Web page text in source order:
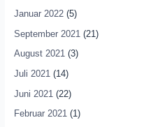
Januar 2022(5)
September 2021 (21)
August 2021(3)
Juli 2021(14)
Juni 2021 (22)
Februar 2021(1)